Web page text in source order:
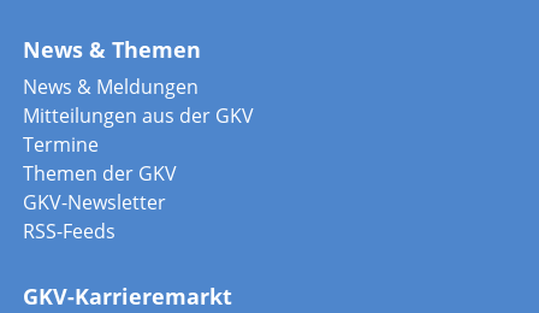
News & Themen
News & Meldungen
Mitteilungen aus der GKV
Termine
Themen der GKV
GKV-Newsletter
RSS-Feeds
GKV-Karrieremarkt